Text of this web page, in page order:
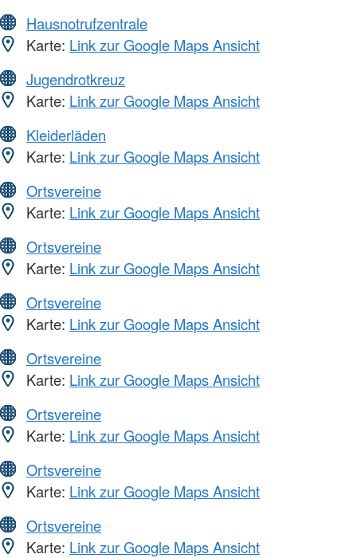
Hausnotrufzentrale
Karte: Link zur Google Maps Ansicht
Jugendrotkreuz
Karte: Link zur Google Maps Ansicht
Kleiderläden
Karte: Link zur Google Maps Ansicht
Ortsvereine
Karte: Link zur Google Maps Ansicht
Ortsvereine
Karte: Link zur Google Maps Ansicht
Ortsvereine
Karte: Link zur Google Maps Ansicht
Ortsvereine
Karte: Link zur Google Maps Ansicht
Ortsvereine
Karte: Link zur Google Maps Ansicht
Ortsvereine
Karte: Link zur Google Maps Ansicht
Ortsvereine
Karte: Link zur Google Maps Ansicht